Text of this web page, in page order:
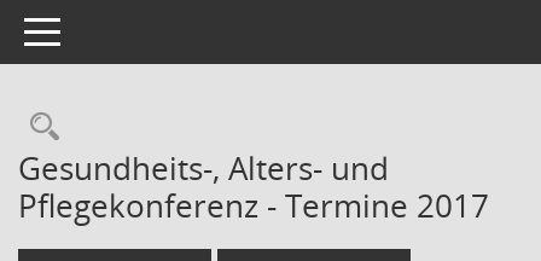
Toggle navigation
Rechercheauswahl
Gesundheits-, Alters- und
Pflegekonferenz - Termine 2017